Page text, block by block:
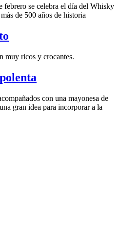
febrero se celebra el día del Whisky
de 500 años de historia
muy ricos y crocantes.
con una mayonesa de
gran idea para incorporar a la